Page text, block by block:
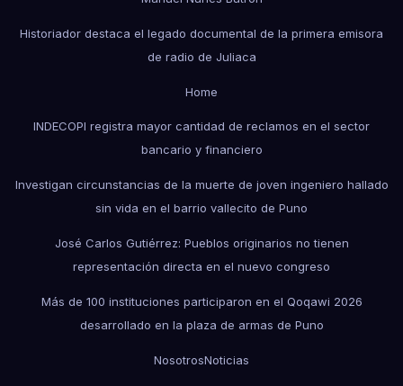
Historiador destaca el legado documental de la primera emisora
de radio de Juliaca
Home
INDECOPI registra mayor cantidad de reclamos en el sector
bancario y financiero
Investigan circunstancias de la muerte de joven ingeniero hallado
sin vida en el barrio vallecito de Puno
José Carlos Gutiérrez: Pueblos originarios no tienen
representación directa en el nuevo congreso
Más de 100 instituciones participaron en el Qoqawi 2026
desarrollado en la plaza de armas de Puno
NosotrosNoticias